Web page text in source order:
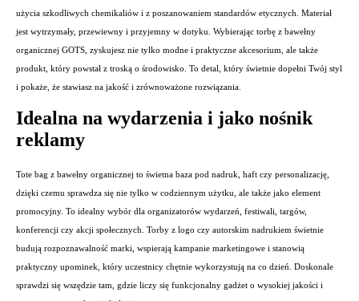
użycia szkodliwych chemikaliów i z poszanowaniem standardów etycznych. Materiał
jest wytrzymały, przewiewny i przyjemny w dotyku. Wybierając torbę z bawełny
organicznej GOTS, zyskujesz nie tylko modne i praktyczne akcesorium, ale także
produkt, który powstał z troską o środowisko. To detal, który świetnie dopełni Twój styl
i pokaże, że stawiasz na jakość i zrównoważone rozwiązania.
Idealna na wydarzenia i jako nośnik
reklamy
Tote bag z bawełny organicznej to świetna baza pod nadruk, haft czy personalizację,
dzięki czemu sprawdza się nie tylko w codziennym użytku, ale także jako element
promocyjny. To idealny wybór dla organizatorów wydarzeń, festiwali, targów,
konferencji czy akcji społecznych. Torby z logo czy autorskim nadrukiem świetnie
budują rozpoznawalność marki, wspierają kampanie marketingowe i stanowią
praktyczny upominek, który uczestnicy chętnie wykorzystują na co dzień. Doskonale
sprawdzi się wszędzie tam, gdzie liczy się funkcjonalny gadżet o wysokiej jakości i